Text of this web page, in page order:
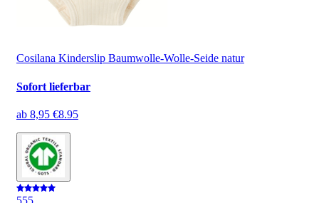
Cosilana Kinderslip Baumwolle-Wolle-Seide natur
Sofort lieferbar
ab 8,95 €8.95
555